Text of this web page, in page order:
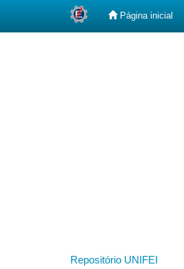
Página inicial
Repositório UNIFEI